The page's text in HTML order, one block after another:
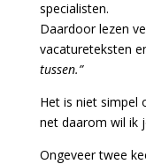
specialisten.
Daardoor lezen
vacatureteksten
tussen.”
Het is niet simpel
net daarom wil ik
Ongeveer twee